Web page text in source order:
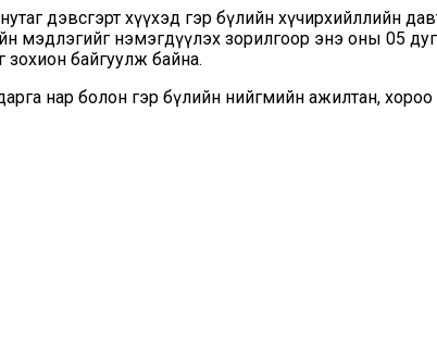
дэвсгэрт хүүхэд гэр бүлийн хүчирхийллийн
мэдлэгийг нэмэгдүүлэх зорилгоор энэ оны 05
зохион байгуулж байна.
нар болон гэр бүлийн нийгмийн ажилтан,